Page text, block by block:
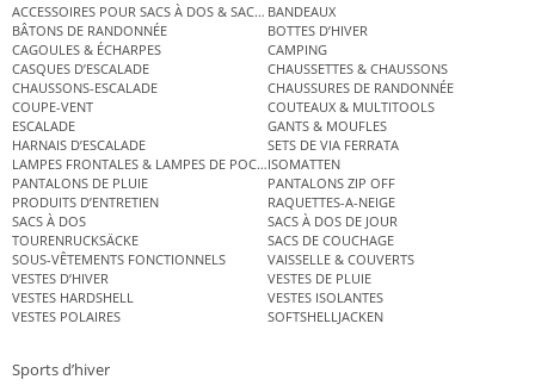
ACCESSOIRES POUR SACS À DOS & SACS ÉTANCHES
BANDEAUX
BÂTONS DE RANDONNÉE
BOTTES D’HIVER
CAGOULES & ÉCHARPES
CAMPING
CASQUES D’ESCALADE
CHAUSSETTES & CHAUSSONS
CHAUSSONS-ESCALADE
CHAUSSURES DE RANDONNÉE
COUPE-VENT
COUTEAUX & MULTITOOLS
ESCALADE
GANTS & MOUFLES
HARNAIS D’ESCALADE
SETS DE VIA FERRATA
LAMPES FRONTALES & LAMPES DE POCHEISOMATTEN
PANTALONS DE PLUIE
PANTALONS ZIP OFF
PRODUITS D’ENTRETIEN
RAQUETTES-A-NEIGE
SACS À DOS
SACS À DOS DE JOUR
TOURENRUCKSÄCKE
SACS DE COUCHAGE
SOUS-VÊTEMENTS FONCTIONNELS
VAISSELLE & COUVERTS
VESTES D’HIVER
VESTES DE PLUIE
VESTES HARDSHELL
VESTES ISOLANTES
VESTES POLAIRES
SOFTSHELLJACKEN
Sports d’hiver